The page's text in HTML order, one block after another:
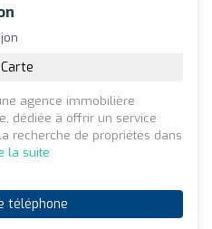
Carte
agence immobilière
dédiée à offrir un service
recherche de propriétés dans
la suite
téléphone